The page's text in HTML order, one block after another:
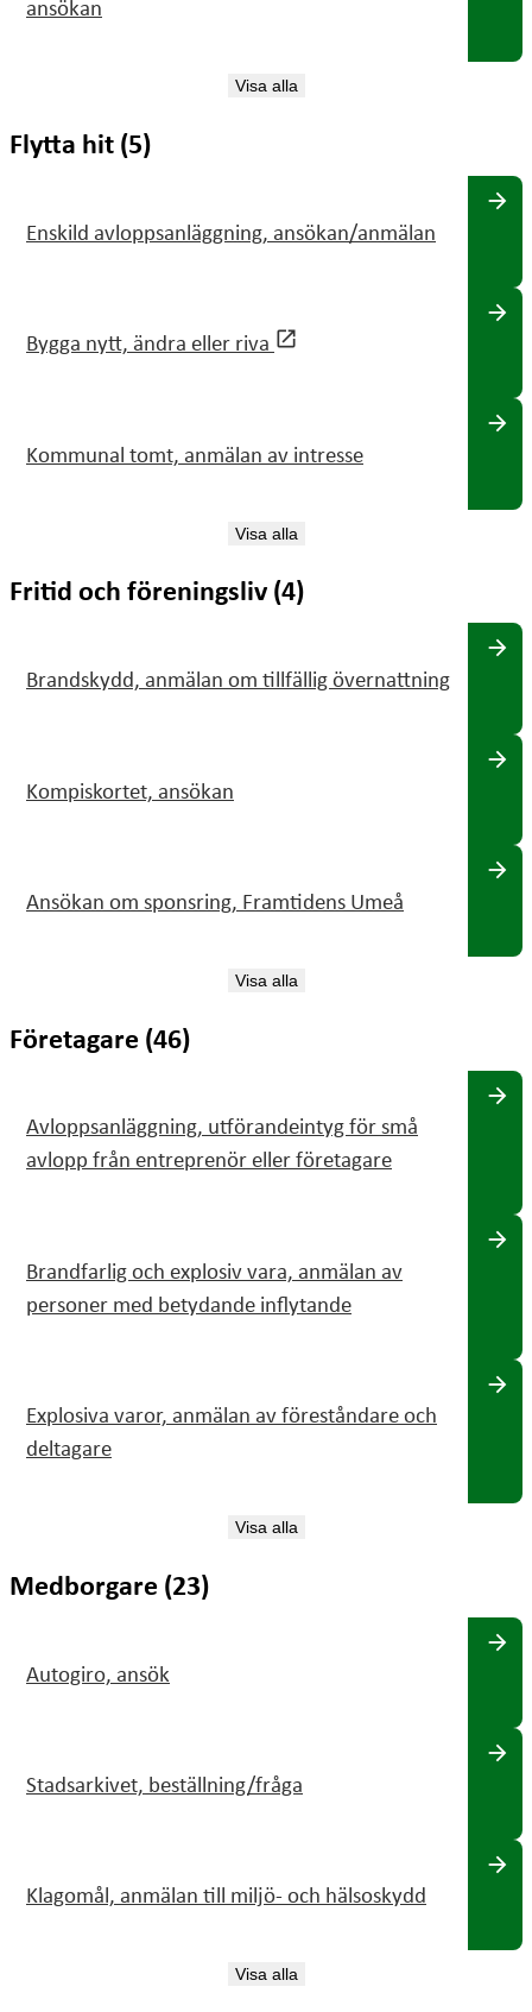
ansökan
Visa alla
Flytta hit (5)
Enskild avloppsanläggning, ansökan/anmälan
arrow_forward
Bygga nytt, ändra eller riva open_in_new
arrow_forward
Kommunal tomt, anmälan av intresse
arrow_forward
Visa alla
Fritid och föreningsliv (4)
Brandskydd, anmälan om tillfällig övernattning
arrow_forward
Kompiskortet, ansökan
arrow_forward
Ansökan om sponsring, Framtidens Umeå
arrow_forward
Visa alla
Företagare (46)
Avloppsanläggning, utförandeintyg för små
avlopp från entreprenör eller företagare
arrow_forward
Brandfarlig och explosiv vara, anmälan av
personer med betydande inflytande
arrow_forward
Explosiva varor, anmälan av föreståndare och
deltagare
arrow_forward
Visa alla
Medborgare (23)
Autogiro, ansök
arrow_forward
Stadsarkivet, beställning/fråga
arrow_forward
Klagomål, anmälan till miljö- och hälsoskydd
arrow_forward
Visa alla